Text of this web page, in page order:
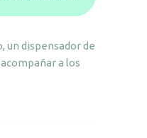
un dispensador de
a los